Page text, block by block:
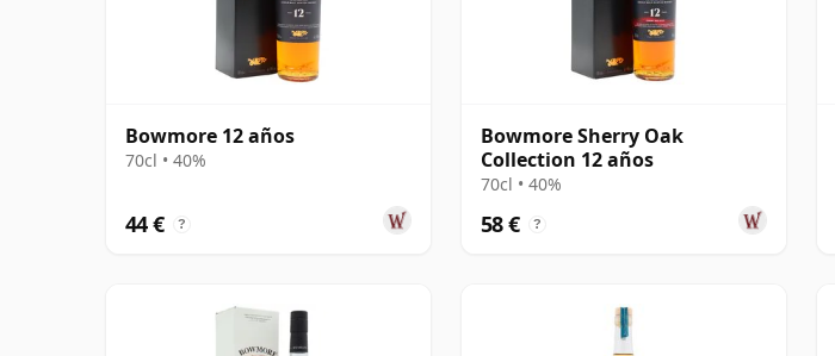
Bowmore 12 años
70cl • 40%
44 € ?
Bowmore Sherry Oak
Collection 12 años
70cl • 40%
58 € ?